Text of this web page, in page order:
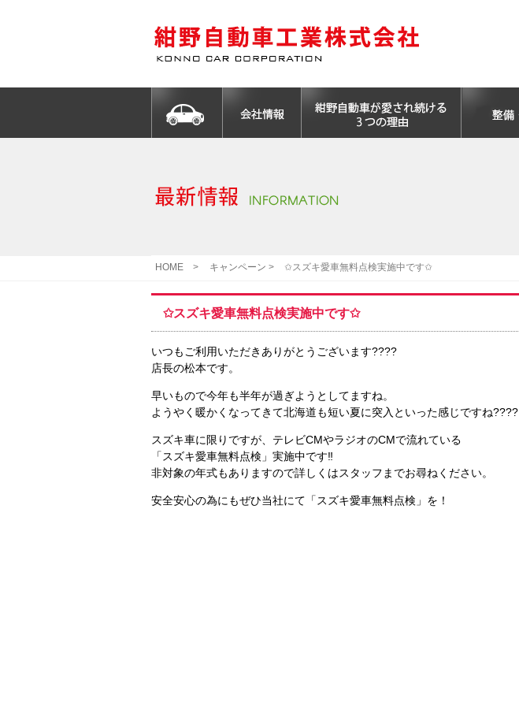
HOME > キャンペーン > ✩スズキ愛車無料点検実施中です✩
✩スズキ愛車無料点検実施中です✩
いつもご利用いただきありがとうございます????
店長の松本です。
早いもので今年も半年が過ぎようとしてますね。
ようやく暖かくなってきて北海道も短い夏に突入といった感じですね????
スズキ車に限りですが、テレビCMやラジオのCMで流れている
「スズキ愛車無料点検」実施中です‼
非対象の年式もありますので詳しくはスタッフまでお尋ねください。
安全安心の為にもぜひ当社にて「スズキ愛車無料点検」を！